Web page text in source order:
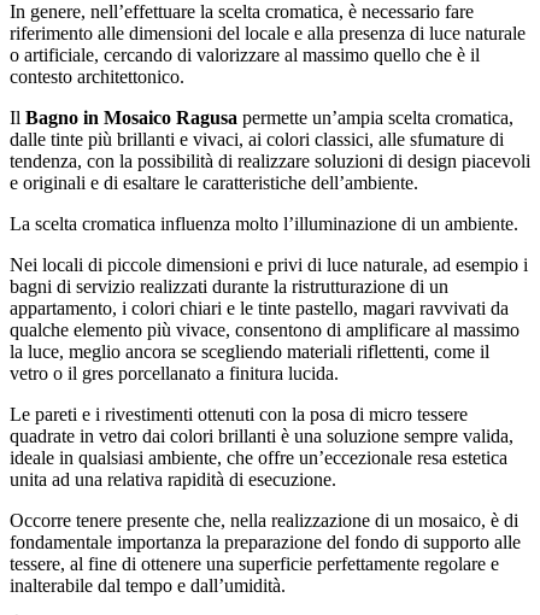
In genere, nell’effettuare la scelta cromatica, è necessario fare
riferimento alle dimensioni del locale e alla presenza di luce naturale
o artificiale, cercando di valorizzare al massimo quello che è il
contesto architettonico.
Il Bagno in Mosaico Ragusa permette un’ampia scelta cromatica,
dalle tinte più brillanti e vivaci, ai colori classici, alle sfumature di
tendenza, con la possibilità di realizzare soluzioni di design piacevoli
e originali e di esaltare le caratteristiche dell’ambiente.
La scelta cromatica influenza molto l’illuminazione di un ambiente.
Nei locali di piccole dimensioni e privi di luce naturale, ad esempio i
bagni di servizio realizzati durante la ristrutturazione di un
appartamento, i colori chiari e le tinte pastello, magari ravvivati da
qualche elemento più vivace, consentono di amplificare al massimo
la luce, meglio ancora se scegliendo materiali riflettenti, come il
vetro o il gres porcellanato a finitura lucida.
Le pareti e i rivestimenti ottenuti con la posa di micro tessere
quadrate in vetro dai colori brillanti è una soluzione sempre valida,
ideale in qualsiasi ambiente, che offre un’eccezionale resa estetica
unita ad una relativa rapidità di esecuzione.
Occorre tenere presente che, nella realizzazione di un mosaico, è di
fondamentale importanza la preparazione del fondo di supporto alle
tessere, al fine di ottenere una superficie perfettamente regolare e
inalterabile dal tempo e dall’umidità.